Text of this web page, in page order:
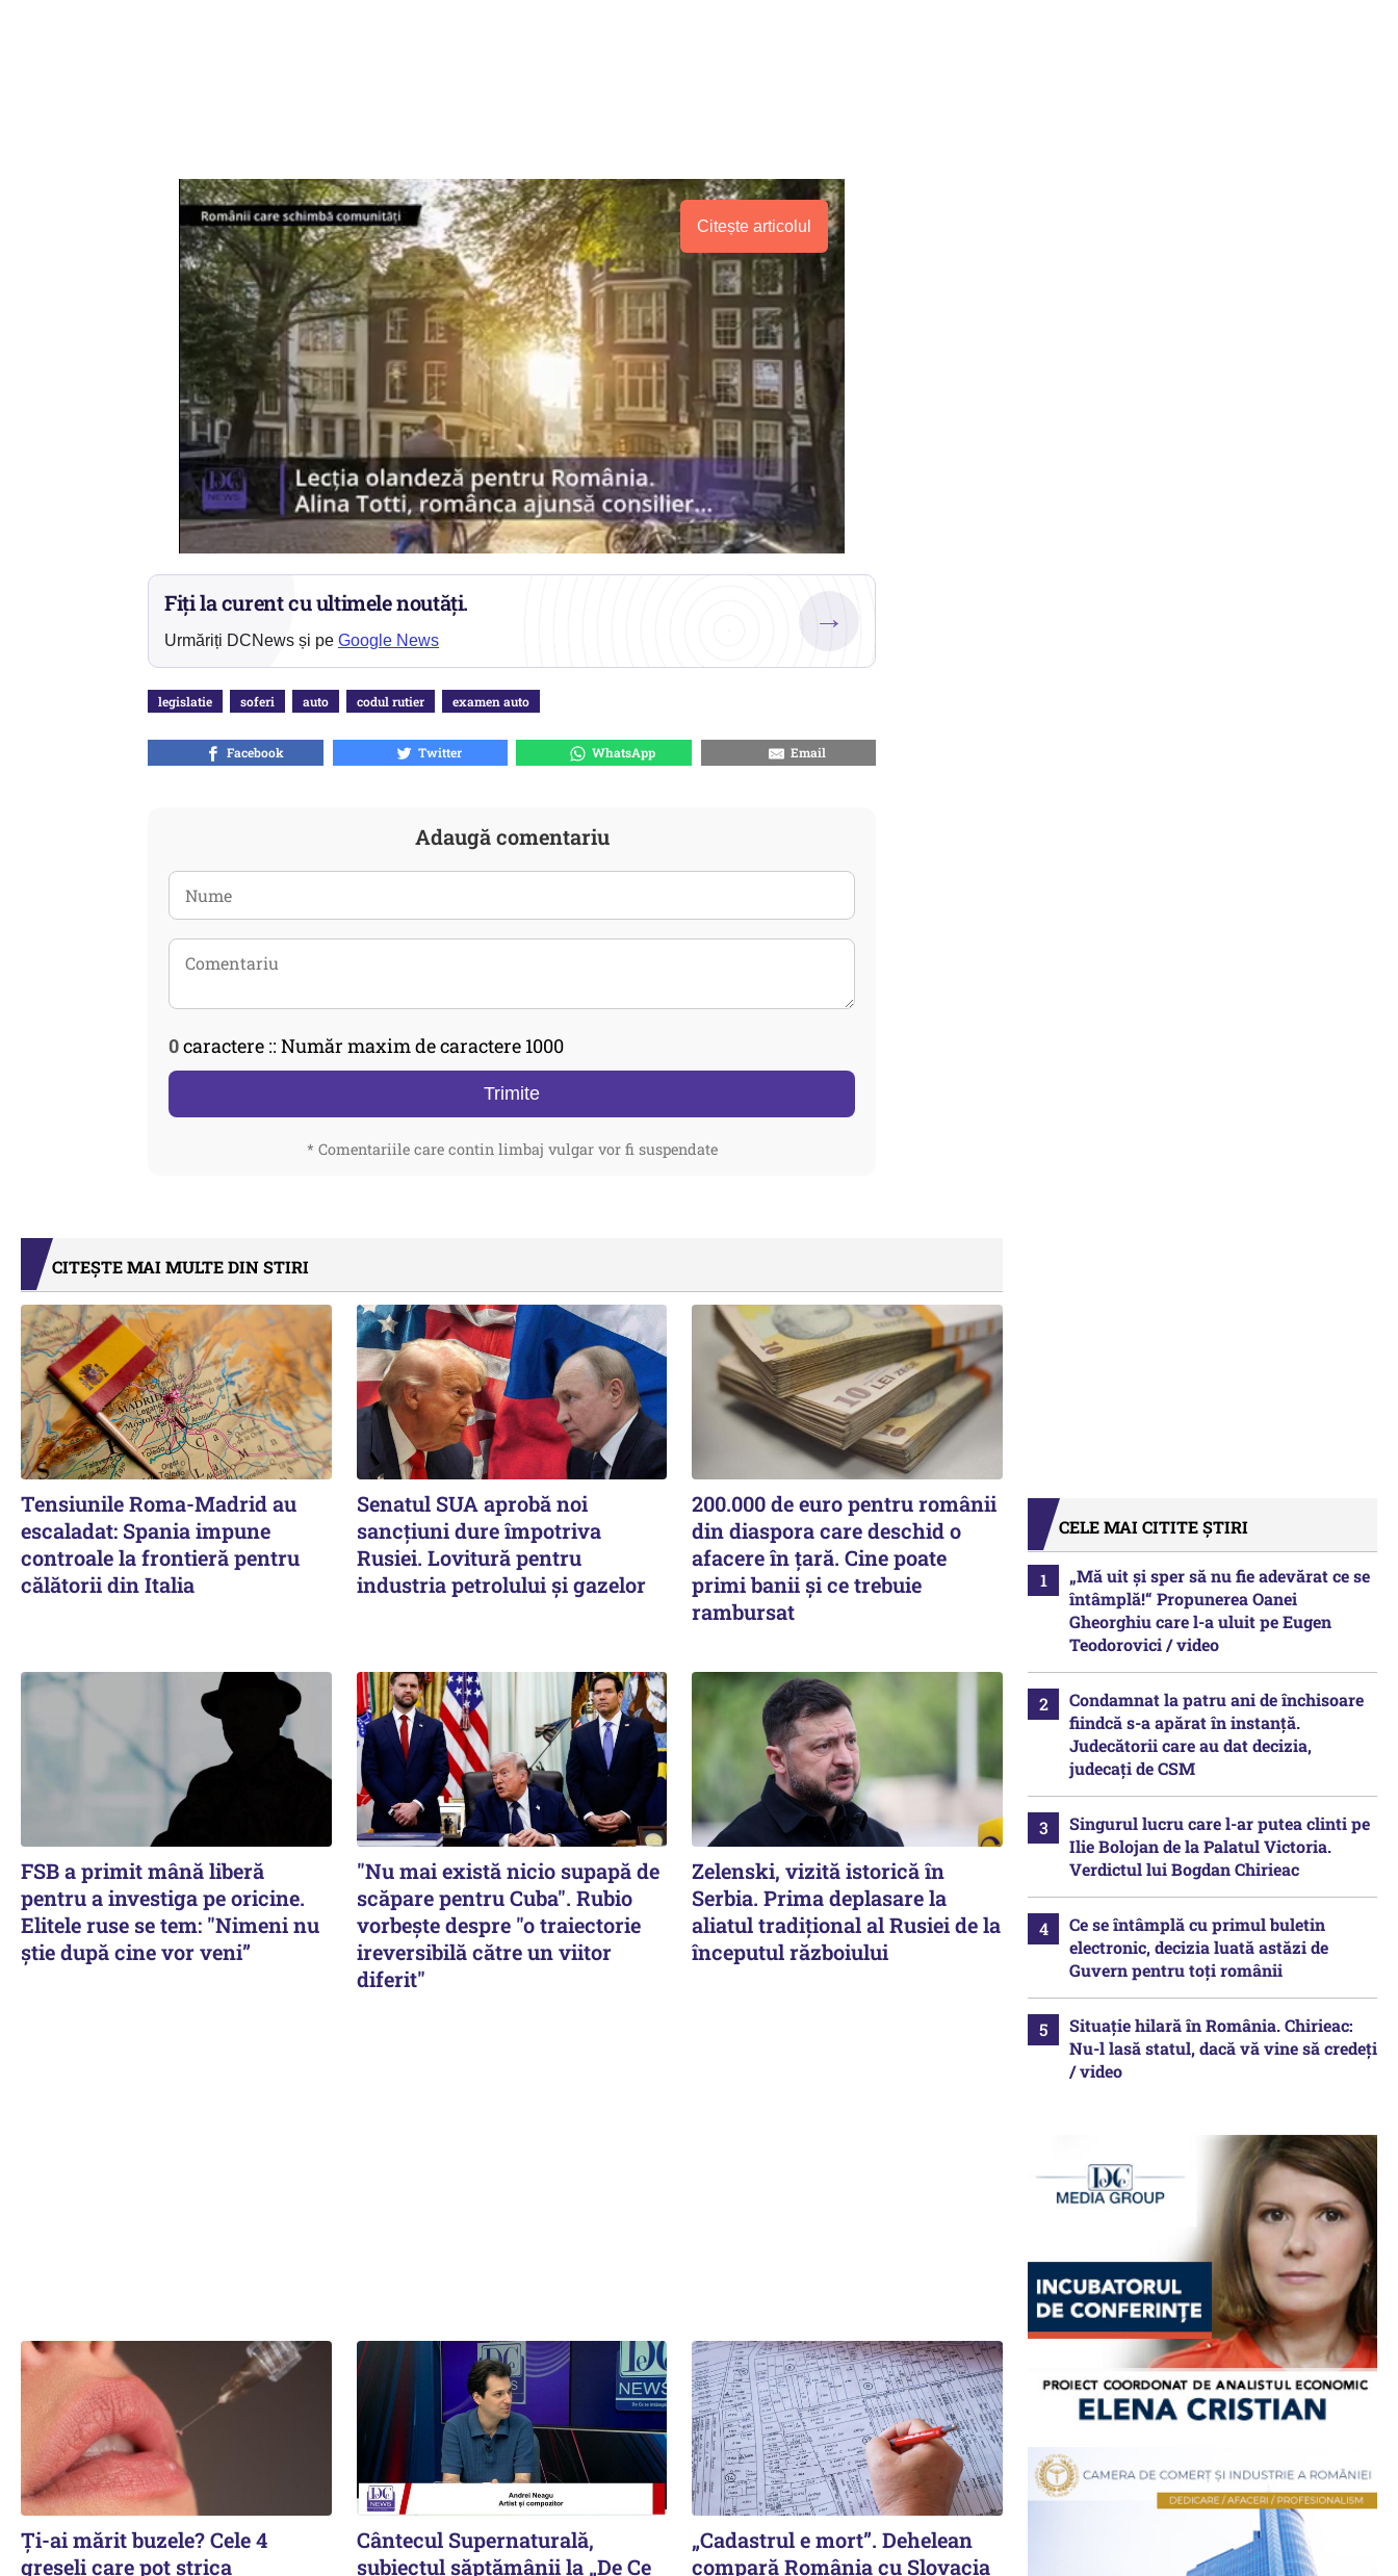
Citește articolul
Fiți la curent cu ultimele noutăți.
Urmăriți DCNews și pe Google News
→
legislatie soferi auto codul rutier examen auto
Facebook Twitter WhatsApp Email
Adaugă comentariu
0caractere :: Număr maxim de caractere 1000
Trimite
* Comentariile care contin limbaj vulgar vor fi suspendate
CITEȘTE MAI MULTE DIN STIRI
Tensiunile Roma-Madrid au
escaladat: Spania impune
controale la frontieră pentru
călătorii din Italia
Senatul SUA aprobă noi
sancțiuni dure împotriva
Rusiei. Lovitură pentru
industria petrolului și gazelor
200.000 de euro pentru românii
din diaspora care deschid o
afacere în țară. Cine poate
primi banii și ce trebuie
rambursat
FSB a primit mână liberă
pentru a investiga pe oricine.
Elitele ruse se tem: "Nimeni nu
știe după cine vor veni”
"Nu mai există nicio supapă de
scăpare pentru Cuba". Rubio
vorbește despre "o traiectorie
ireversibilă către un viitor
diferit"
Zelenski, vizită istorică în
Serbia. Prima deplasare la
aliatul tradițional al Rusiei de la
începutul războiului
Ți-ai mărit buzele? Cele 4
greșeli care pot strica
Cântecul Supernaturală,
subiectul săptămânii la „De Ce
„Cadastrul e mort”. Dehelean
compară România cu Slovacia
CELE MAI CITITE ȘTIRI
„Mă uit și sper să nu fie adevărat ce se
întâmplă!“ Propunerea Oanei
Gheorghiu care l-a uluit pe Eugen
Teodorovici / video
Condamnat la patru ani de închisoare
fiindcă s-a apărat în instanță.
Judecătorii care au dat decizia,
judecați de CSM
Singurul lucru care l-ar putea clinti pe
Ilie Bolojan de la Palatul Victoria.
Verdictul lui Bogdan Chirieac
Ce se întâmplă cu primul buletin
electronic, decizia luată astăzi de
Guvern pentru toți românii
Situație hilară în România. Chirieac:
Nu-l lasă statul, dacă vă vine să credeți
/ video